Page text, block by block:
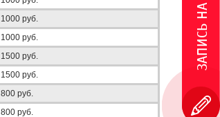
1000 руб.
1000 руб.
1500 руб.
1500 руб.
800 руб.
800 руб.